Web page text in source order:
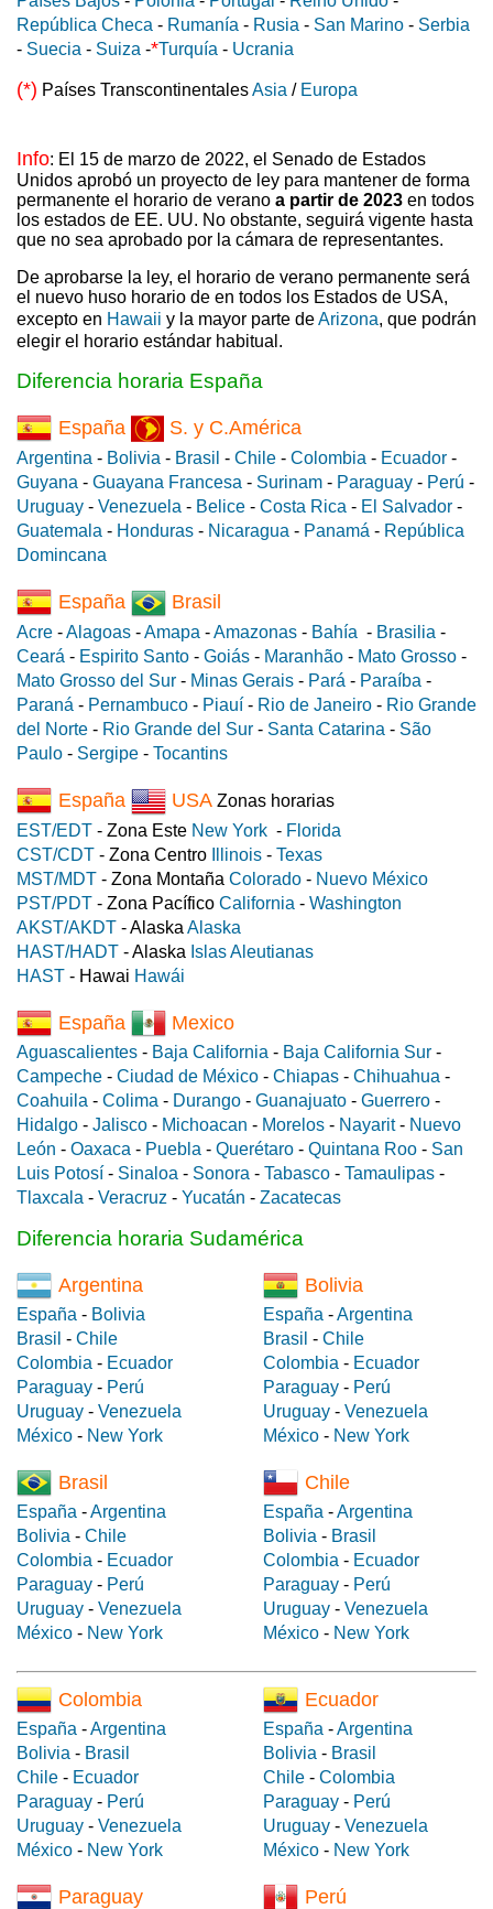
República Checa - Rumanía - Rusia - San Marino - Serbia
- Suecia - Suiza -*Turquía - Ucrania
(*) Países TranscontinentalesAsia / Europa
Info: El 15 de marzo de 2022, el Senado de Estados
Unidos aprobó un proyecto de ley para mantener de forma
permanente el horario de verano a partir de 2023 en todos
los estados de EE. UU. No obstante, seguirá vigente hasta
que no sea aprobado por la cámara de representantes.
De aprobarse la ley, el horario de verano permanente será
el nuevo huso horario de en todos los Estados de USA,
excepto en Hawaii y la mayor parte deArizona, que podrán
elegir el horario estándar habitual.
Diferencia horaria España
España S. y C.América
Argentina - Bolivia - Brasil - Chile - Colombia - Ecuador -
Guyana - Guayana Francesa - Surinam - Paraguay - Perú -
Uruguay - Venezuela - Belice - Costa Rica - El Salvador -
Guatemala - Honduras - Nicaragua - Panamá - República
Domincana
España Brasil
Acre -Alagoas -Amapa -Amazonas - Bahía - Brasilia -
Ceará - Espirito Santo - Goiás - Maranhão - Mato Grosso -
Mato Grosso del Sur - Minas Gerais - Pará - Paraíba -
Paraná - Pernambuco - Piauí - Rio de Janeiro - Rio Grande
del Norte - Rio Grande del Sur - Santa Catarina - São
Paulo - Sergipe - Tocantins
España USA Zonas horarias
EST/EDT - Zona Este New York - Florida
CST/CDT - Zona Centro Illinois - Texas
MST/MDT - Zona Montaña Colorado - Nuevo México
PST/PDT - Zona Pacífico California - Washington
AKST/AKDT - Alaska Alaska
HAST/HADT - Alaska Islas Aleutianas
HAST - Hawai Hawái
España Mexico
Aguascalientes - Baja California - Baja California Sur -
Campeche - Ciudad de México - Chiapas - Chihuahua -
Coahuila - Colima - Durango - Guanajuato - Guerrero -
Hidalgo - Jalisco - Michoacan - Morelos - Nayarit- Nuevo
León - Oaxaca - Puebla - Querétaro - Quintana Roo - San
Luis Potosí - Sinaloa - Sonora - Tabasco - Tamaulipas -
Tlaxcala - Veracruz - Yucatán - Zacatecas
Diferencia horaria Sudamérica
Argentina
España - Bolivia
Brasil - Chile
Colombia - Ecuador
Paraguay - Perú
Uruguay - Venezuela
México - New York
Bolivia
España -Argentina
Brasil - Chile
Colombia - Ecuador
Paraguay - Perú
Uruguay - Venezuela
México - New York
Brasil
España -Argentina
Bolivia - Chile
Colombia - Ecuador
Paraguay - Perú
Uruguay - Venezuela
México - New York
Chile
España -Argentina
Bolivia - Brasil
Colombia - Ecuador
Paraguay - Perú
Uruguay - Venezuela
México - New York
Colombia
España -Argentina
Bolivia - Brasil
Chile - Ecuador
Paraguay - Perú
Uruguay - Venezuela
México - New York
Ecuador
España -Argentina
Bolivia - Brasil
Chile - Colombia
Paraguay - Perú
Uruguay - Venezuela
México - New York
Paraguay Perú